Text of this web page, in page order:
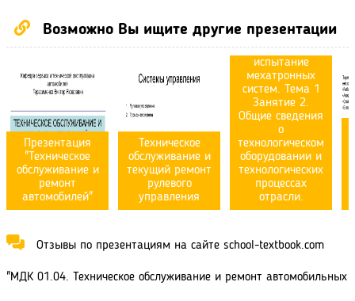
Возможно Вы ищите другие презентации
Презентация
"Техническое
обслуживание и
ремонт
автомобилей"
Техническое
обслуживание и
текущий ремонт
рулевого
управления
обслуживание,
ремонт и
испытание
мехатронных
систем. Тема 1
Занятие 2.
Общие сведения
о
технологическом
оборудовании и
технологических
процессах
отрасли.
Отзывы по презентациям на сайте school-textbook.com
"МДК 01.04. Техническое обслуживание и ремонт автомобильных